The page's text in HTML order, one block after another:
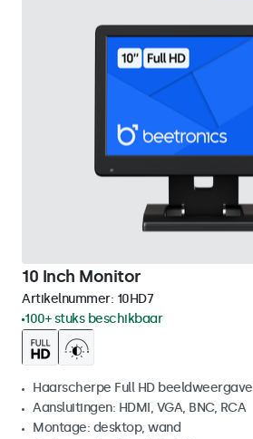
10 Inch Monitor
Artikelnummer: 10HD7
100+ stuks beschikbaar
Haarscherpe Full HD beeldweergave
Aansluitingen: HDMI, VGA, BNC, RCA
Montage: desktop, wand